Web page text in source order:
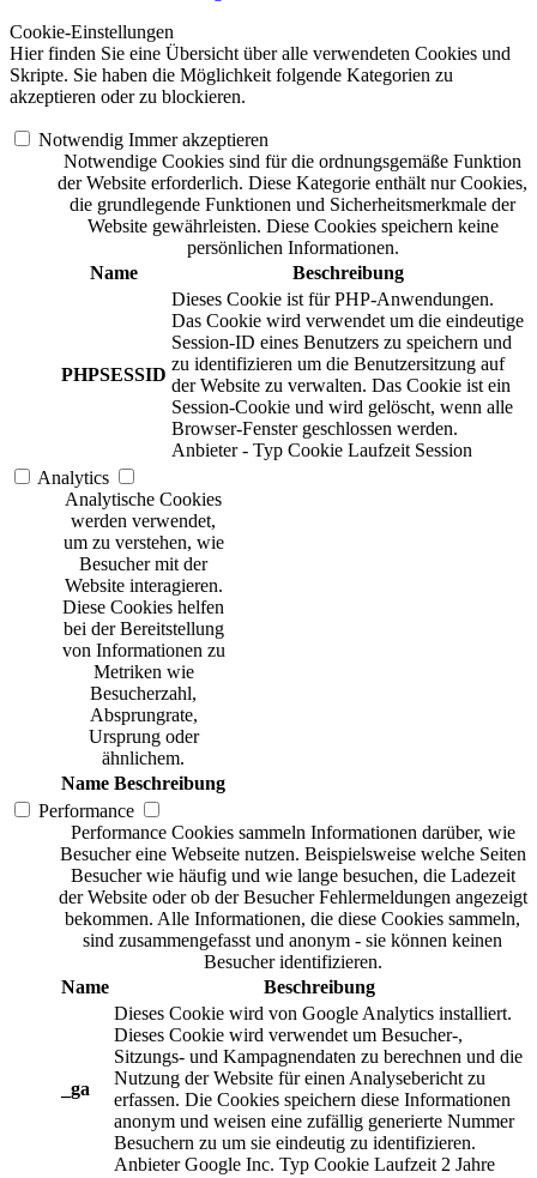
Cookie-Einstellungen
Hier finden Sie eine Übersicht über alle verwendeten Cookies und
Skripte. Sie haben die Möglichkeit folgende Kategorien zu
akzeptieren oder zu blockieren.
Notwendig Immer akzeptieren
Notwendige Cookies sind für die ordnungsgemäße Funktion
der Website erforderlich. Diese Kategorie enthält nur Cookies,
die grundlegende Funktionen und Sicherheitsmerkmale der
Website gewährleisten. Diese Cookies speichern keine
persönlichen Informationen.
Name
Beschreibung
PHPSESSID
Dieses Cookie ist für PHP-Anwendungen.
Das Cookie wird verwendet um die eindeutige
Session-ID eines Benutzers zu speichern und
zu identifizieren um die Benutzersitzung auf
der Website zu verwalten. Das Cookie ist ein
Session-Cookie und wird gelöscht, wenn alle
Browser-Fenster geschlossen werden.
Anbieter - Typ Cookie Laufzeit Session
Analytics
Analytische Cookies
werden verwendet,
um zu verstehen, wie
Besucher mit der
Website interagieren.
Diese Cookies helfen
bei der Bereitstellung
von Informationen zu
Metriken wie
Besucherzahl,
Absprungrate,
Ursprung oder
ähnlichem.
Name Beschreibung
Performance
Performance Cookies sammeln Informationen darüber, wie
Besucher eine Webseite nutzen. Beispielsweise welche Seiten
Besucher wie häufig und wie lange besuchen, die Ladezeit
der Website oder ob der Besucher Fehlermeldungen angezeigt
bekommen. Alle Informationen, die diese Cookies sammeln,
sind zusammengefasst und anonym - sie können keinen
Besucher identifizieren.
Name
Beschreibung
_ga
Dieses Cookie wird von Google Analytics installiert.
Dieses Cookie wird verwendet um Besucher-,
Sitzungs- und Kampagnendaten zu berechnen und die
Nutzung der Website für einen Analysebericht zu
erfassen. Die Cookies speichern diese Informationen
anonym und weisen eine zufällig generierte Nummer
Besuchern zu um sie eindeutig zu identifizieren.
Anbieter Google Inc. Typ Cookie Laufzeit 2 Jahre